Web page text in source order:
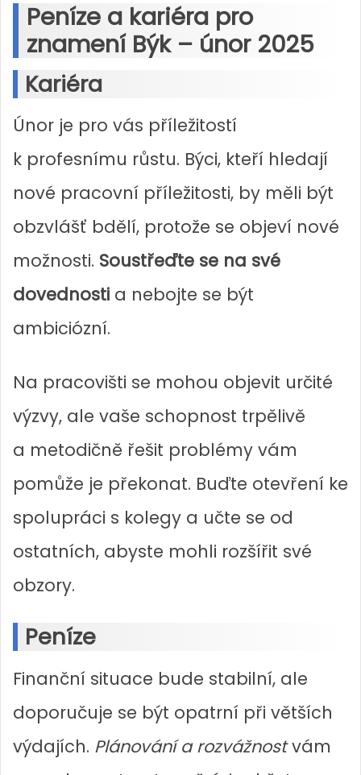
Peníze a kariéra pro
znamení Býk – únor 2025
Kariéra
Únor je pro vás příležitostí
k profesnímu růstu. Býci, kteří hledají
nové pracovní příležitosti, by měli být
obzvlášť bdělí, protože se objeví nové
možnosti. Soustřeďte se na své
dovednosti a nebojte se být
ambiciózní.
Na pracovišti se mohou objevit určité
výzvy, ale vaše schopnost trpělivě
a metodičně řešit problémy vám
pomůže je překonat. Buďte otevření ke
spolupráci s kolegy a učte se od
ostatních, abyste mohli rozšířit své
obzory.
Peníze
Finanční situace bude stabilní, ale
doporučuje se být opatrní při větších
výdajích. Plánování a rozvážnostvám